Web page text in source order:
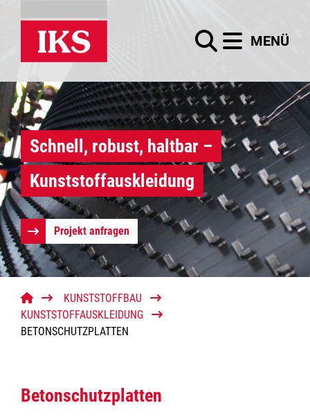
MENÜ
Suchbegriffe
Suchen
Schnell, robust, haltbar –
Kunststoffauskleidung
Projekt anfragen
KUNSTSTOFFBAU
KUNSTSTOFFAUSKLEIDUNG
BETONSCHUTZPLATTEN
Betonschutzplatten
Startseite
Kunststoffbau
Kunststoffrohrleitungsbau
Lüftungsbau Kunststoff
Kunststoffbehälterbau
Kunststoffschächte
Trinkwasserbehälter
Trinkwasserspeicher
Trinkwasseraufbereitung